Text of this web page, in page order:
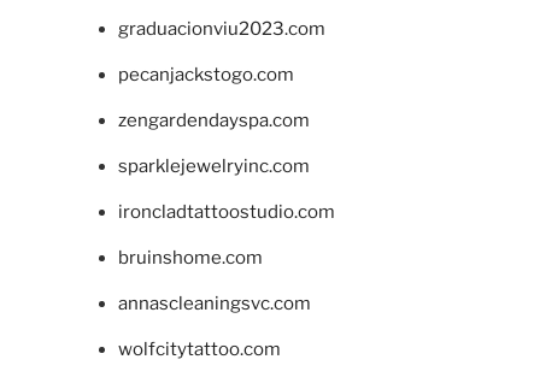
graduacionviu2023.com
pecanjackstogo.com
zengardendayspa.com
sparklejewelryinc.com
ironcladtattoostudio.com
bruinshome.com
annascleaningsvc.com
wolfcitytattoo.com